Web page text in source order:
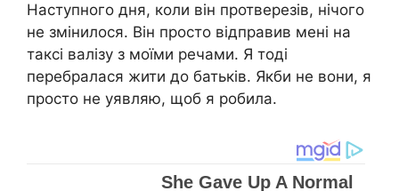
Наступного дня, коли він протверезів, нічого
не змінилося. Він просто відправив мені на
таксі валізу з моїми речами. Я тоді
перебралася жити до батьків. Якби не вони, я
просто не уявляю, щоб я робила.